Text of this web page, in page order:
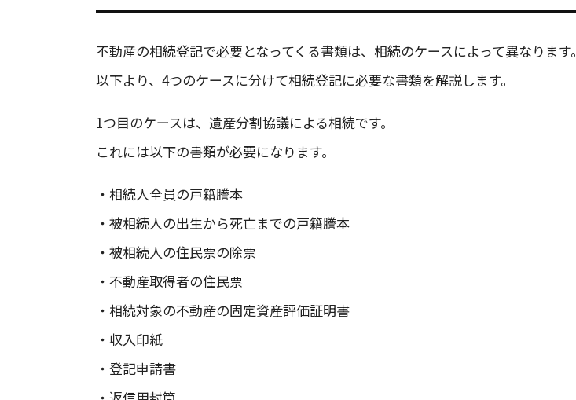
不動産の相続登記で必要となってくる書類は、相続のケースによって異なります。
以下より、4つのケースに分けて相続登記に必要な書類を解説します。
1つ目のケースは、遺産分割協議による相続です。
これには以下の書類が必要になります。
・相続人全員の戸籍謄本
・被相続人の出生から死亡までの戸籍謄本
・被相続人の住民票の除票
・不動産取得者の住民票
・相続対象の不動産の固定資産評価証明書
・収入印紙
・登記申請書